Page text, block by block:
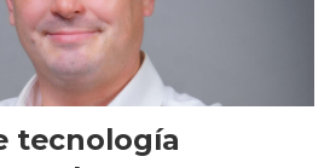
tecnología